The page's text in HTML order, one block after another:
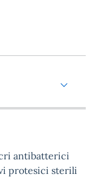
antibatterici
protesici sterili